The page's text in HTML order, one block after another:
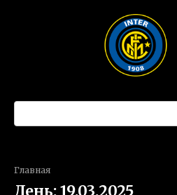
Поиск:
Главная
День:19.03.2025